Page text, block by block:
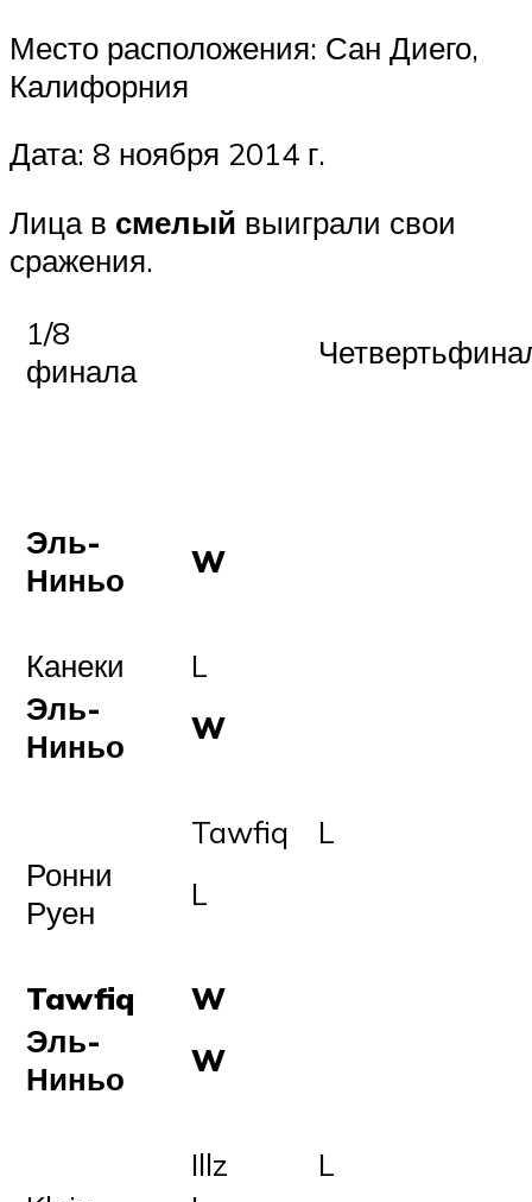
Место расположения: Сан Диего,
Калифорния
Дата: 8 ноября 2014 г.
Лица в смелый выиграли свои
сражения.
1/8
финала
Эль-
Ниньо
W
Канеки
L
Эль-
Ниньо
W
Tawfiq
L
Ронни
Руен
L
Tawfiq
W
Эль-
Ниньо
W
Illz
L